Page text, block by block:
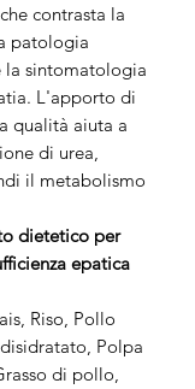
contrasta la
patologia
la sintomatologia
L'apporto di
qualità aiuta a
di urea,
il metabolismo
dietetico per
epatica
Riso, Pollo
Polpa
di pollo,